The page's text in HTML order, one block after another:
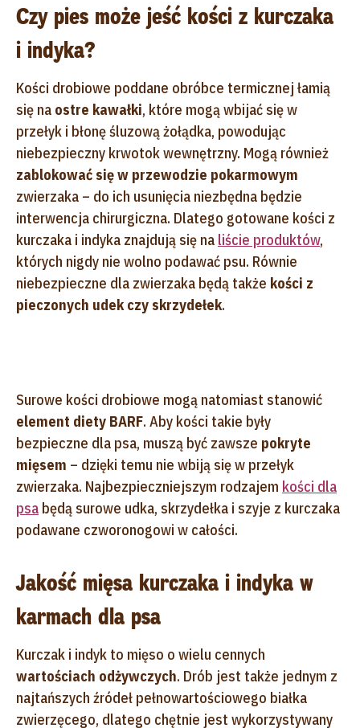
Czy pies może jeść kości z kurczaka
i indyka?
Kości drobiowe poddane obróbce termicznej łamią
się na ostre kawałki, które mogą wbijać się w
przełyk i błonę śluzową żołądka, powodując
niebezpieczny krwotok wewnętrzny. Mogą również
zablokować się w przewodzie pokarmowym
zwierzaka – do ich usunięcia niezbędna będzie
interwencja chirurgiczna. Dlatego gotowane kości z
kurczaka i indyka znajdują się na liście produktów,
których nigdy nie wolno podawać psu. Równie
niebezpieczne dla zwierzaka będą także kości z
pieczonych udek czy skrzydełek.
Surowe kości drobiowe mogą natomiast stanowić
element diety BARF. Aby kości takie były
bezpieczne dla psa, muszą być zawsze pokryte
mięsem – dzięki temu nie wbiją się w przełyk
zwierzaka. Najbezpieczniejszym rodzajem kości dla
psa będą surowe udka, skrzydełka i szyje z kurczaka
podawane czworonogowi w całości.
Jakość mięsa kurczaka i indyka w
karmach dla psa
Kurczak i indyk to mięso o wielu cennych
wartościach odżywczych. Drób jest także jednym z
najtańszych źródeł pełnowartościowego białka
zwierzęcego, dlatego chętnie jest wykorzystywany